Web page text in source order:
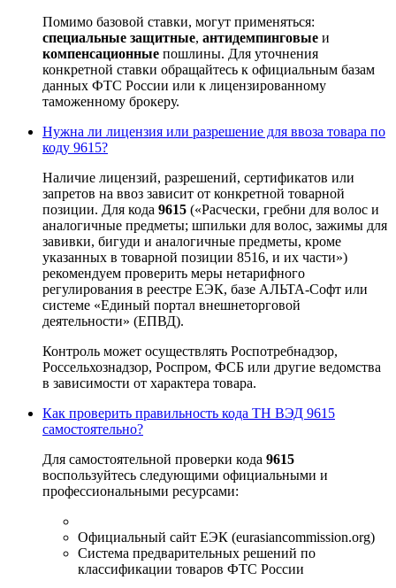
Помимо базовой ставки, могут применяться:
специальные защитные, антидемпинговые и
компенсационные пошлины. Для уточнения
конкретной ставки обращайтесь к официальным базам
данных ФТС России или к лицензированному
таможенному брокеру.
Нужна ли лицензия или разрешение для ввоза товара по
коду 9615?
Наличие лицензий, разрешений, сертификатов или
запретов на ввоз зависит от конкретной товарной
позиции. Для кода 9615 («Расчески, гребни для волос и
аналогичные предметы; шпильки для волос, зажимы для
завивки, бигуди и аналогичные предметы, кроме
указанных в товарной позиции 8516, и их части»)
рекомендуем проверить меры нетарифного
регулирования в реестре ЕЭК, базе АЛЬТА-Софт или
системе «Единый портал внешнеторговой
деятельности» (ЕПВД).
Контроль может осуществлять Роспотребнадзор,
Россельхознадзор, Роспром, ФСБ или другие ведомства
в зависимости от характера товара.
Как проверить правильность кода ТН ВЭД 9615
самостоятельно?
Для самостоятельной проверки кода 9615
воспользуйтесь следующими официальными и
профессиональными ресурсами:
Официальный сайт ЕЭК (eurasiancommission.org)
Система предварительных решений по
классификации товаров ФТС России